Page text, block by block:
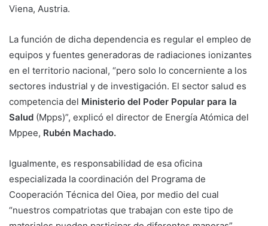
Viena, Austria.
La función de dicha dependencia es regular el empleo de
equipos y fuentes generadoras de radiaciones ionizantes
en el territorio nacional, “pero solo lo concerniente a los
sectores industrial y de investigación. El sector salud es
competencia del Ministerio del Poder Popular para la
Salud (Mpps)”, explicó el director de Energía Atómica del
Mppee, Rubén Machado.
Igualmente, es responsabilidad de esa oficina
especializada la coordinación del Programa de
Cooperación Técnica del Oiea, por medio del cual
“nuestros compatriotas que trabajan con este tipo de